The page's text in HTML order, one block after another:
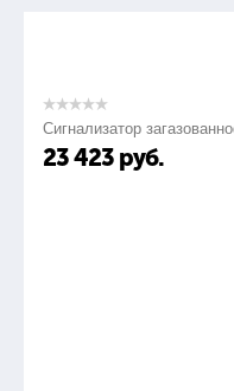
Сигнализатор
23 423 руб.